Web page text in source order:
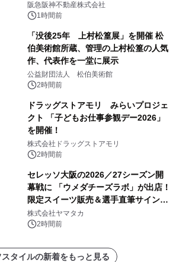
ら 「オフサイト型コーポレートPPA」
による 再生可能エネルギー電力の使用
阪急阪神不動産株式会社
1時間前
「没後25年 上村松篁展」を開催 松
伯美術館所蔵、管理の上村松篁の人気
作、代表作を一堂に展示
公益財団法人 松伯美術館
2時間前
ドラッグストアモリ みらいプロジェ
クト 「子どもお仕事参観デー2026」
を開催！
株式会社ドラッグストアモリ
2時間前
セレッソ大阪の2026／27シーズン開
幕戦に 「ウメダチーズラボ」が出店！
限定スイーツ販売＆選手直筆サイング
ッズが当たる抽選会を 8月8日に開催
株式会社ヤマタカ
2時間前
スタイルの新着をもっと見る